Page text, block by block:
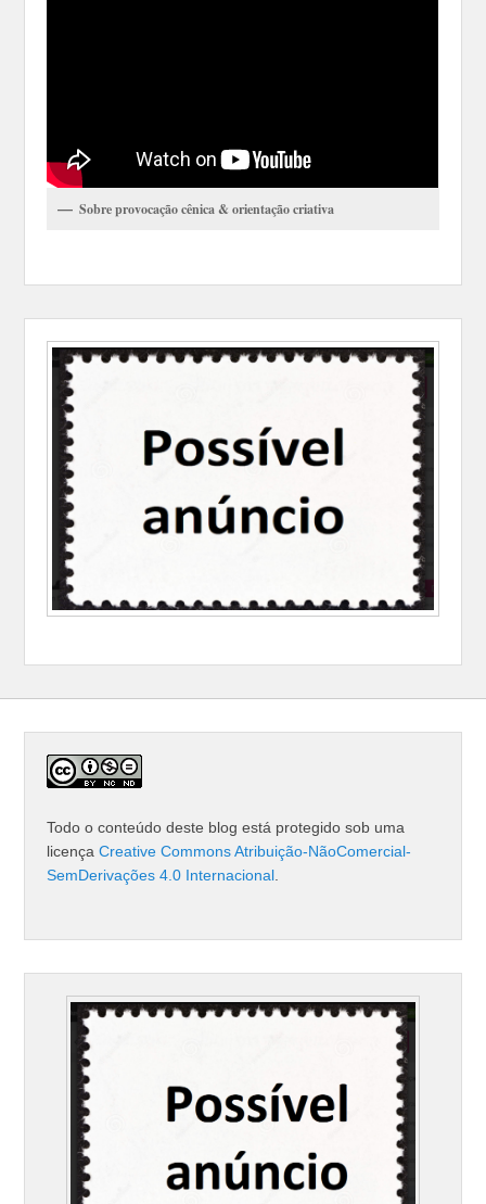
Sobre provocação cênica & orientação criativa
Todo o conteúdo deste blog está protegido sob uma
licençaCreative Commons Atribuição-NãoComercial-
SemDerivações 4.0 Internacional